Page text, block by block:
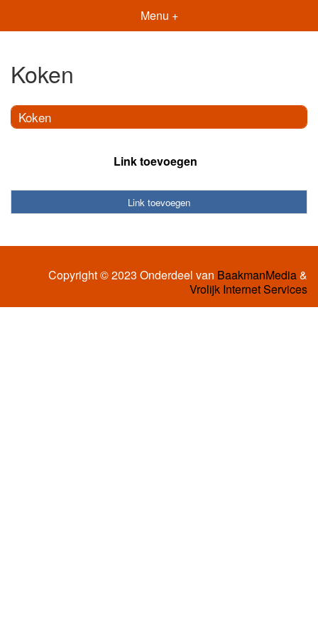
Menu +
Koken
Koken
Link toevoegen
Link toevoegen
Copyright © 2023 Onderdeel van BaakmanMedia&
Vrolijk Internet Services